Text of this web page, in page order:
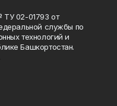
ТУ 02-01793 от
службы по
технологий и
Башкортостан.